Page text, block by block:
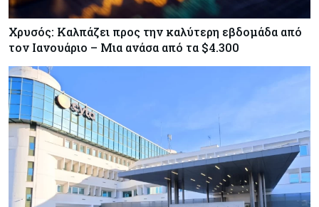
Χρυσός: Καλπάζει προς την καλύτερη εβδομάδα από
τον Ιανουάριο – Μια ανάσα από τα $4.300